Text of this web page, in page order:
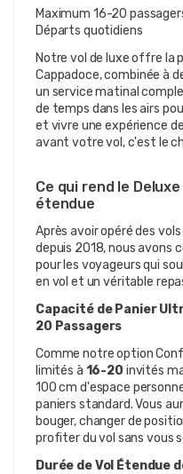
Maximum 16-20
Départs quotidiens
Notre vol de luxe offre la
Cappadoce, combinée à
un service matinal
de temps dans les airs
et vivre une expérience
avant votre vol, c'est le
Ce qui rend le
étendue
Après avoir opéré des
depuis 2018, nous avons
pour les voyageurs qui
en vol et un véritable
Capacité de Panier
20 Passagers
Comme notre option
limités à 16-20 invités
100 cm d'espace
paniers standard. Vous
bouger, changer de
profiter du vol sans vous
Durée de Vol Étendue